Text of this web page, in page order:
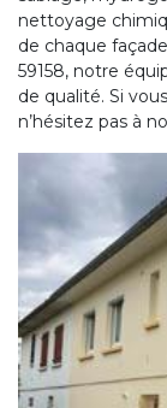
nettoyage
de chaque
59158, notre
de qualité. Si
n’hésitez pas à